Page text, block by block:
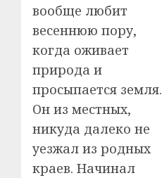
вообще любит
весеннюю пору,
когда оживает
природа и
просыпается земля.
Он из местных,
никуда далеко не
уезжал из родных
краев. Начинал